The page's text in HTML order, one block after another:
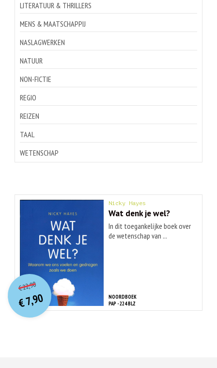
LITERATUUR & THRILLERS
MENS & MAATSCHAPPIJ
NASLAGWERKEN
NATUUR
NON-FICTIE
REGIO
REIZEN
TAAL
WETENSCHAP
Nicky Hayes
Wat denk je wel?
In dit toegankelijke boek over
de wetenschap van ...
NOORDBOEK
PAP - 224 BLZ
€22,90O
orspr
onkelijke
prijs
was:
€ 22,90.
€7,90
Huidige
prijs
is:
€ 7,90.